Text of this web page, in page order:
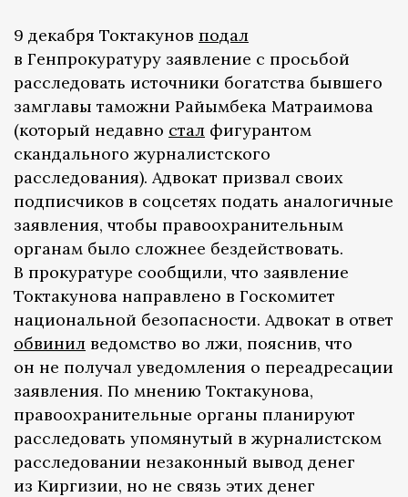
9 декабря Токтакунов подал
в Генпрокуратуру заявление с просьбой
расследовать источники богатства бывшего
замглавы таможни Райымбека Матраимова
(который недавно стал фигурантом
скандального журналистского
расследования). Адвокат призвал своих
подписчиков в соцсетях подать аналогичные
заявления, чтобы правоохранительным
органам было сложнее бездействовать.
В прокуратуре сообщили, что заявление
Токтакунова направлено в Госкомитет
национальной безопасности. Адвокат в ответ
обвинил ведомство во лжи, пояснив, что
он не получал уведомления о переадресации
заявления. По мнению Токтакунова,
правоохранительные органы планируют
расследовать упомянутый в журналистском
расследовании незаконный вывод денег
из Киргизии, но не связь этих денег